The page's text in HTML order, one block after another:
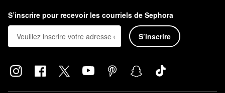
S’inscrire pour recevoir les courriels de Sephora
S’inscrire